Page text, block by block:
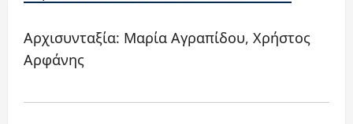
Αρχισυνταξία: Μαρία Αγραπίδου, Χρήστος
Αρφάνης